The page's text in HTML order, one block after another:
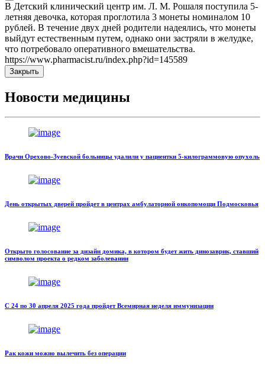
В Детский клинический центр им. Л. М. Рошаля поступила 5-
летняя девочка, которая проглотила 3 монеты номиналом 10
рублей. В течение двух дней родители надеялись, что монеты
выйдут естественным путем, однако они застряли в желудке,
что потребовало оперативного вмешательства.
https://www.pharmacist.ru/index.php?id=145589
Закрыть
Новости медицины
Врачи Орехово-Зуевской больницы удалили у пациентки 5-килограммовую опухоль
День открытых дверей пройдет в центрах амбулаторной онкопомощи Подмосковья
Открыто голосование за дизайн домика, в котором будет жить динозаврик, ставший
символом проекта о редком заболевании
С 24 по 30 апреля 2025 года пройдет Всемирная неделя иммунизации
Рак кожи можно вылечить без операции